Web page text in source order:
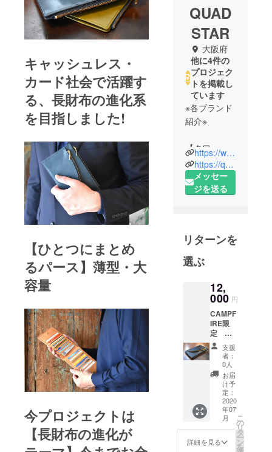
キャッシュレス・
カード社会で活躍す
る、長財布の進化系
を目指しました!
【ひとつにまとめ
るパース】薄型・大
容量
今プロジェクトは
【長財布の進化が
QUAD
STAR
大阪府
他に4件の
プロジェク
トを掲載し
ています
※各ブランド
紹介※
【クワッド
スター】
時が経って
も色褪せな
シンプルで
必要な機能
だけを残し
たミニマル
なデザイン
が特徴で
す。レザー
素材には植
物タンニン
鞣しの国産
レザーを中
心に【1つの
物を長く使
い続ける
事】によ
り、経年変
https://www.rakuten.co.jp/quadstar/
https://quadstar.net/
メッセー
ジを送る
リターンを
選ぶ
12,
000 円
CAMPF
IRE限
定 ひ
とつに
まとめ
るパー
ス ブ
ラック
2850円
割引+送
料無し
通常販
売価
格:1485
0円税込
支援
者：
0人
お届
け予
定：
2020
年07
月
詳細を見る
こ
の
リ
タ
ー
ン
を